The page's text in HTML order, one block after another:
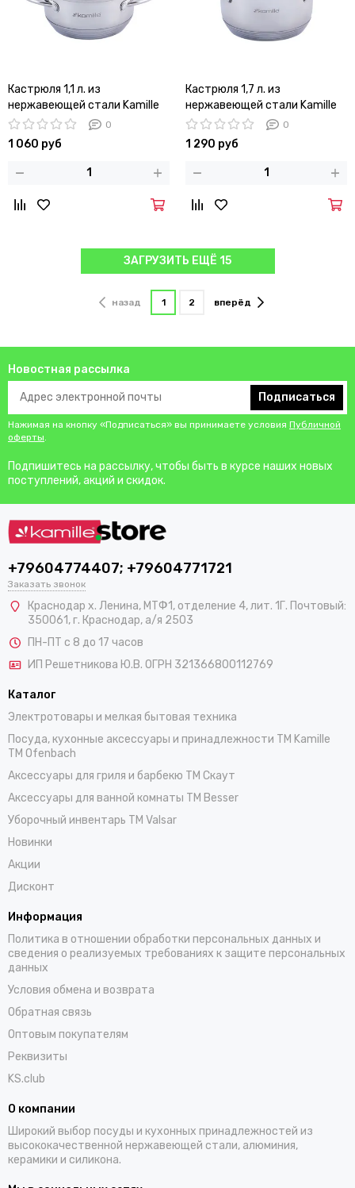
Кастрюля 1,1 л. из
нержавеющей стали Kamille
KM-5770
0
1 060 руб
Кастрюля 1,7 л. из
нержавеющей стали Kamille
KM-5771
0
1 290 руб
ЗАГРУЗИТЬ ЕЩЁ 15
назад 1 2 вперёд
Новостная рассылка
Подписаться
Нажимая на кнопку «Подписаться» вы принимаете условия Публичной
оферты.
Подпишитесь на рассылку, чтобы быть в курсе наших новых
поступлений, акций и скидок.
+79604774407; +79604771721
Заказать звонок
Краснодар х. Ленина, МТФ1, отделение 4, лит. 1Г. Почтовый:
350061, г. Краснодар, а/я 2503
ПН-ПТ с 8 до 17 часов
ИП Решетникова Ю.В. ОГРН 321366800112769
Каталог
Электротовары и мелкая бытовая техника
Посуда, кухонные аксессуары и принадлежности TM Kamille
TM Ofenbach
Аксессуары для гриля и барбекю TM Скаут
Аксессуары для ванной комнаты TM Besser
Уборочный инвентарь TM Valsar
Новинки
Акции
Дисконт
Информация
Политика в отношении обработки персональных данных и
сведения о реализуемых требованиях к защите персональных
данных
Условия обмена и возврата
Обратная связь
Оптовым покупателям
Реквизиты
KS.club
О компании
Широкий выбор посуды и кухонных принадлежностей из
высококачественной нержавеющей стали, алюминия,
керамики и силикона.